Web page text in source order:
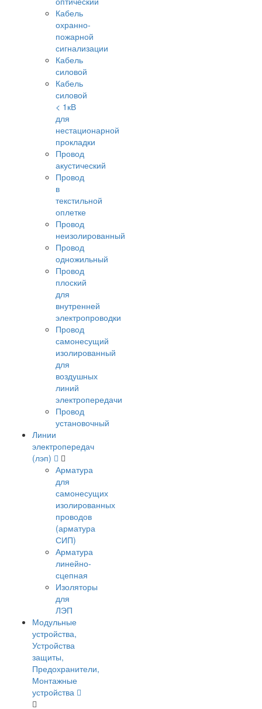
Кабель
охранно-
пожарной
сигнализации
Кабель
силовой
Кабель
силовой
< 1кВ
для
нестационарной
прокладки
Провод
акустический
Провод
в
текстильной
оплетке
Провод
неизолированный
Провод
одножильный
Провод
плоский
для
внутренней
электропроводки
Провод
самонесущий
изолированный
для
воздушных
линий
электропередачи
Провод
установочный
Линии
электропередач
(лэп)
Арматура
для
самонесущих
изолированных
проводов
(арматура
СИП)
Арматура
линейно-
сцепная
Изоляторы
для
ЛЭП
Модульные
устройства,
Устройства
защиты,
Предохранители,
Монтажные
устройства